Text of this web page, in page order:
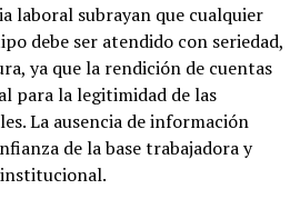
laboral subrayan que cualquier
debe ser atendido con seriedad,
ya que la rendición de cuentas
para la legitimidad de las
La ausencia de información
de la base trabajadora y